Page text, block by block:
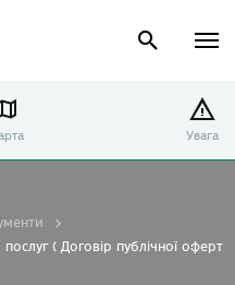
Увага
( Договір публічної